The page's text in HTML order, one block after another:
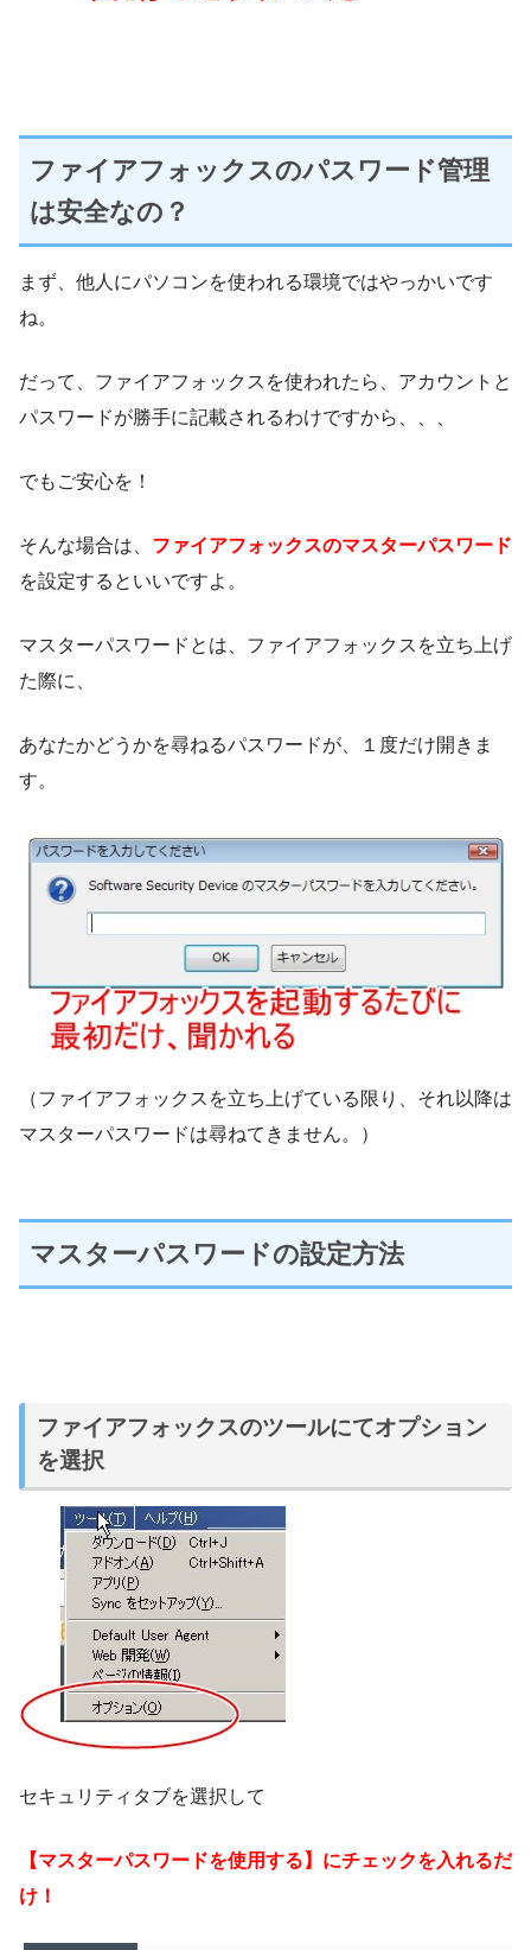
ファイアフォックスのパスワード管理
は安全なの？
まず、他人にパソコンを使われる環境ではやっかいです
ね。
だって、ファイアフォックスを使われたら、アカウントと
パスワードが勝手に記載されるわけですから、、、
でもご安心を！
そんな場合は、 ファイアフォックスのマスターパスワード
を設定するといいですよ。
マスターパスワードとは、ファイアフォックスを立ち上げ
た際に、
あなたかどうかを尋ねるパスワードが、１度だけ開きま
す。
（ファイアフォックスを立ち上げている限り、それ以降は
マスターパスワードは尋ねてきません。）
マスターパスワードの設定方法
ファイアフォックスのツールにてオプション
を選択
セキュリティタブを選択して
【マスターパスワードを使用する】にチェックを入れるだ
け！